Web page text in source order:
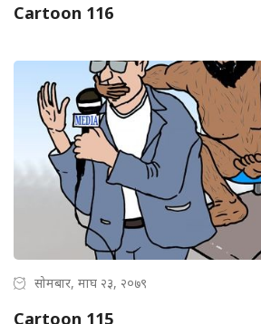
Cartoon 116
सोमबार, माघ २३, २०७९
Cartoon 115